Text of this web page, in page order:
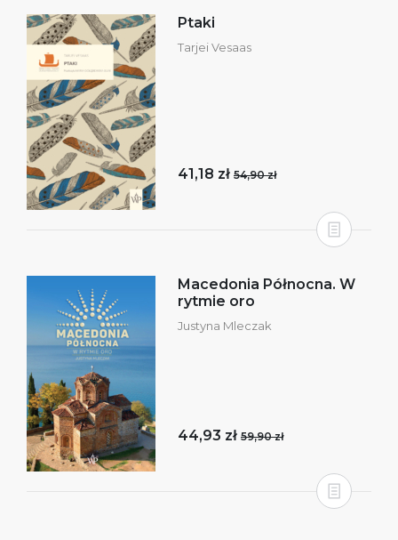
Ptaki
Tarjei Vesaas
41,18 zł 54,90 zł
Macedonia Północna. W
rytmie oro
Justyna Mleczak
44,93 zł 59,90 zł